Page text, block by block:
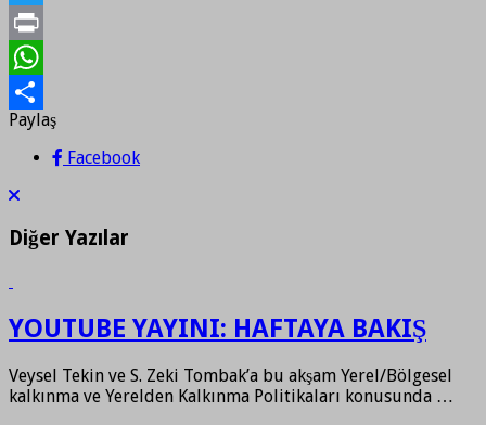
Twitter
Print
WhatsApp
Paylaş
Paylaş
Facebook
Diğer Yazılar
YOUTUBE YAYINI: HAFTAYA BAKIŞ
Veysel Tekin ve S. Zeki Tombak’a bu akşam Yerel/Bölgesel
kalkınma ve Yerelden Kalkınma Politikaları konusunda …